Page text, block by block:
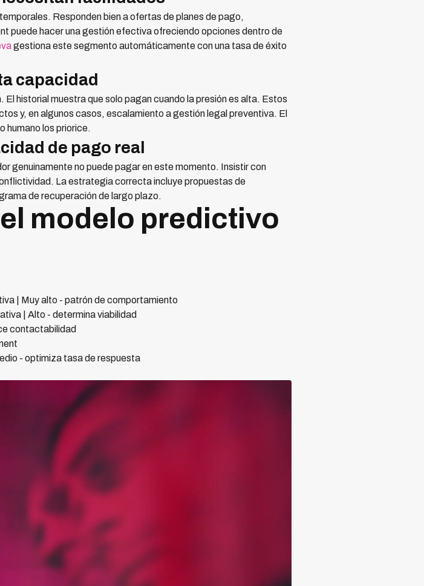
Responden bien a ofertas de planes de pago,
puede hacer una gestión efectiva ofreciendo opciones dentro de
gestiona este segmento automáticamente con una tasa de éxito
capacidad
historial muestra que solo pagan cuando la presión es alta. Estos
y, en algunos casos, escalamiento a gestión legal preventiva. El
humano los priorice.
de pago real
genuinamente no puede pagar en este momento. Insistir con
La estrategia correcta incluye propuestas de
de recuperación de largo plazo.
modelo predictivo
| Muy alto - patrón de comportamiento
| Alto - determina viabilidad
contactabilidad
- optimiza tasa de respuesta